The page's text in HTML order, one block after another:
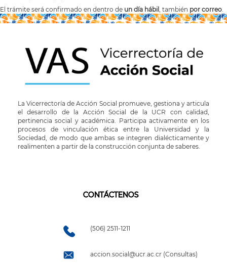
El trámite será confirmado en dentro de un día hábil , también por correo
La Vicerrectoría de Acción Social promueve, gestiona y articula
el desarrollo de la Acción Social de la UCR con calidad,
pertinencia social y académica. Participa activamente en los
procesos de vinculación ética entre la Universidad y la
Sociedad, de modo que ambas se integren dialécticamente y
realimenten a partir de la construcción conjunta de saberes.
CONTÁCTENOS
(506) 2511-1211
accion.social@ucr.ac.cr (Consultas)